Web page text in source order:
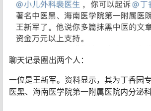
聊天记录圈出两个人：
一位是王新军。资料显示，其为丁香园
医黑、海南医学院第一附属医院内分泌科